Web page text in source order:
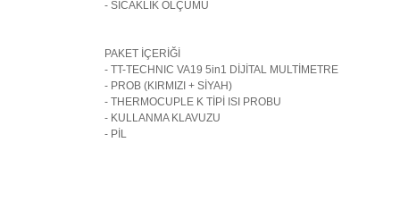
- SICAKLIK ÖLÇÜMÜ
PAKET İÇERİĞİ
- TT-TECHNIC VA19 5in1 DİJİTAL MULTİMETRE
- PROB (KIRMIZI + SİYAH)
- THERMOCUPLE K TİPİ ISI PROBU
- KULLANMA KLAVUZU
- PİL